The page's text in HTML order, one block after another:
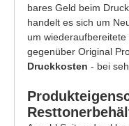
bares Geld beim
handelt es sich um
um
gegenüber Original
Druckkosten - bei